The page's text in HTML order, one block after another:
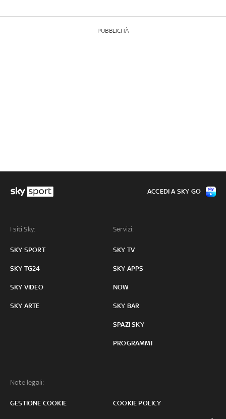
PUBBLICITÀ
I siti Sky:
SKY SPORT
SKY TG24
SKY VIDEO
SKY ARTE
Servizi:
SKY TV
SKY APPS
NOW
SKY BAR
SPAZI SKY
PROGRAMMI
Note legali:
GESTIONE COOKIE COOKIE POLICY
ACCEDI A SKY GO